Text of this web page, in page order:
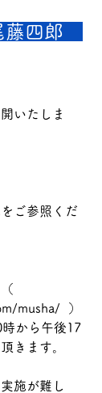
藤四郎
いたしま
ご参照くだ
musha/  ）
から午後17
きます。
施が難し